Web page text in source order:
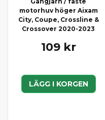
motorhuv höger Aixam
City, Coupe, Crossline &
Crossover 2020-2023
109 kr
LÄGG I KORGEN